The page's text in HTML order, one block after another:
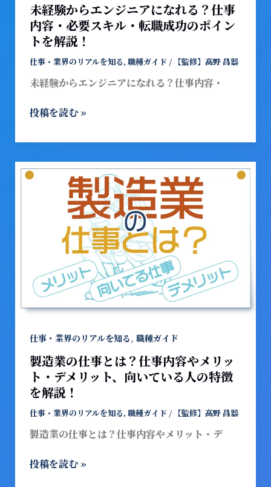
未経験からエンジニアになれる？仕事
内容・必要スキル・転職成功のポイン
トを解説！
仕事・業界のリアルを知る, 職種ガイド / 【監修】高野 昌器
未経験からエンジニアになれる？仕事内容・
る？
仕
事
内
容・
必
要
ス
転
職
ト
説！
投稿を読む »
仕事・業界のリアルを知る, 職種ガイド
製造業の仕事とは？仕事内容やメリッ
ト・デメリット、向いている人の特徴
を解説！
仕事・業界のリアルを知る, 職種ガイド / 【監修】高野 昌器
製造業の仕事とは？仕事内容やメリット・デ
製
造
は？
仕
事
容
メ
リ
ッ
ト・
デ
メ
リ
ッ
投稿を読む »